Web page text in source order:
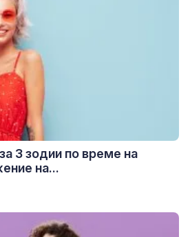
3 зодии по време на
на...